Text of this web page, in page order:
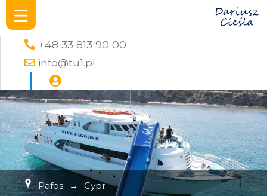
+48 33 813 90 00
info@tu1.pl
Pafos → Cypr